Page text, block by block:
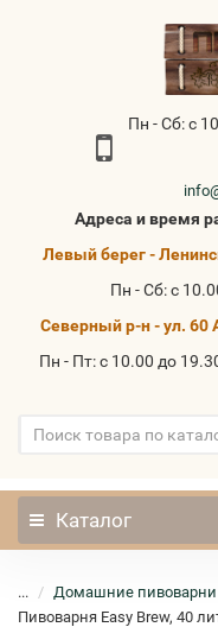
Пн - Сб: с
Адреса и время
Левый берег -
Пн - Сб: с
Северный р-н - ул. 60
Пн - Пт: с 10.00 до
Каталог
...
Домашние пивоварни
Пивоварня Easy Brew, 40